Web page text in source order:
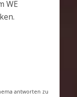
WE
antworten zu